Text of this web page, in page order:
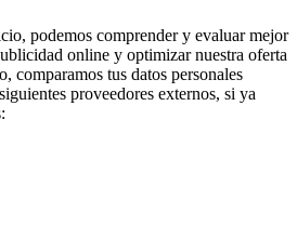
podemos comprender y evaluar mejor
online y optimizar nuestra oferta
comparamos tus datos personales
proveedores externos, si ya